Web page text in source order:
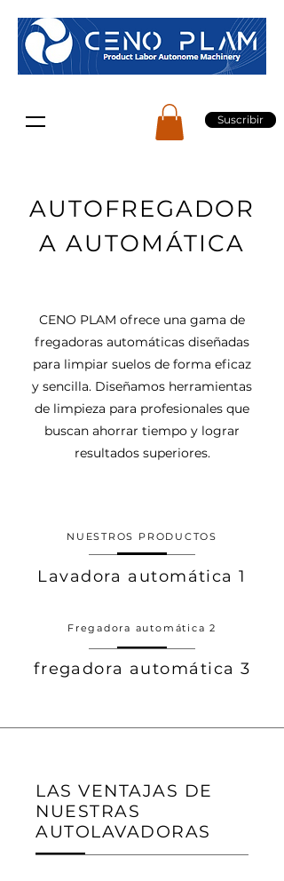
Suscribir
AUTOFREGADOR
A AUTOMÁTICA
CENO PLAM ofrece una gama de
fregadoras automáticas diseñadas
para limpiar suelos de forma eficaz
y sencilla. Diseñamos herramientas
de limpieza para profesionales que
buscan ahorrar tiempo y lograr
resultados superiores.
NUESTROS PRODUCTOS
Lavadora automática 1
Fregadora automática 2
fregadora automática 3
LAS VENTAJAS DE
NUESTRAS
AUTOLAVADORAS